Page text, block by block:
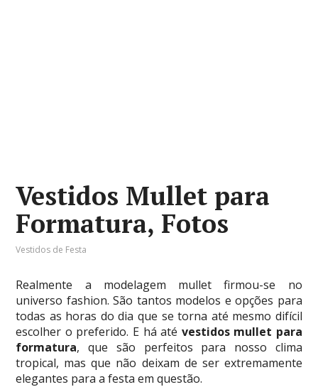
Vestidos Mullet para
Formatura, Fotos
Vestidos de Festa
Realmente a modelagem mullet firmou-se no
universo fashion. São tantos modelos e opções para
todas as horas do dia que se torna até mesmo difícil
escolher o preferido. E há até vestidos mullet para
formatura, que são perfeitos para nosso clima
tropical, mas que não deixam de ser extremamente
elegantes para a festa em questão.